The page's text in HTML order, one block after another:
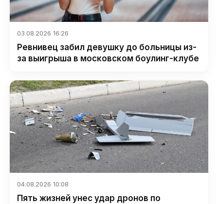
03.08.2026 16:26
Ревнивец забил девушку до больницы из-
за выигрыша в московском боулинг-клубе
04.08.2026 10:08
Пять жизней унес удар дронов по